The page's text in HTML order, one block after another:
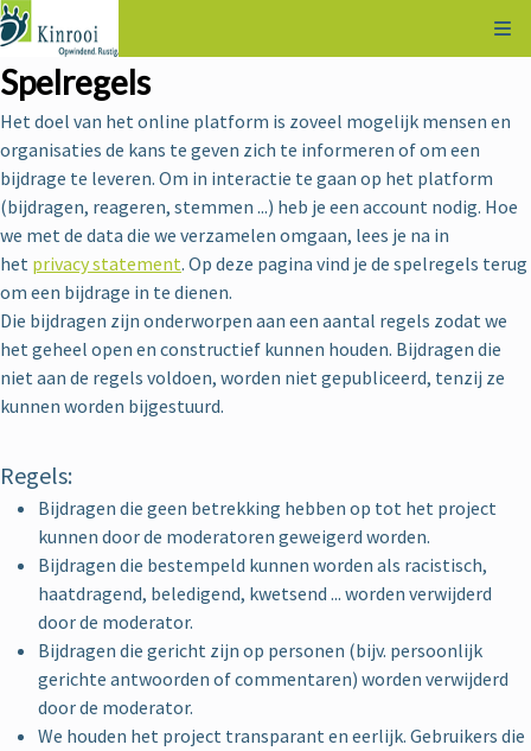
Spelregels
Het doel van het online platform is zoveel mogelijk mensen en
organisaties de kans te geven zich te informeren of om een
bijdrage te leveren. Om in interactie te gaan op het platform
(bijdragen, reageren, stemmen ...) heb je een account nodig. Hoe
we met de data die we verzamelen omgaan, lees je na in
het privacy statement. Op deze pagina vind je de spelregels terug
om een bijdrage in te dienen.
Die bijdragen zijn onderworpen aan een aantal regels zodat we
het geheel open en constructief kunnen houden. Bijdragen die
niet aan de regels voldoen, worden niet gepubliceerd, tenzij ze
kunnen worden bijgestuurd.
Regels:
Bijdragen die geen betrekking hebben op tot het project
kunnen door de moderatoren geweigerd worden.
Bijdragen die bestempeld kunnen worden als racistisch,
haatdragend, beledigend, kwetsend ... worden verwijderd
door de moderator.
Bijdragen die gericht zijn op personen (bijv. persoonlijk
gerichte antwoorden of commentaren) worden verwijderd
door de moderator.
We houden het project transparant en eerlijk. Gebruikers die